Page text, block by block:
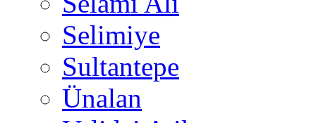
Selimiye
Sultantepe
Ünalan